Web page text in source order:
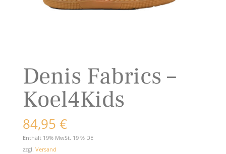
Denis Fabrics –
Koel4Kids
84,95 €
Enthält 19% MwSt. 19 % DE
zzgl. Versand